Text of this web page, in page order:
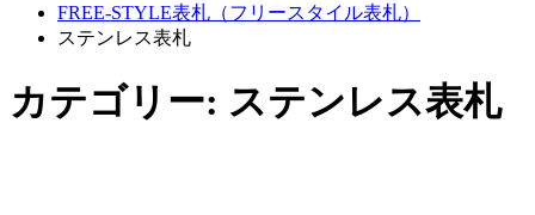
FREE-STYLE表札（フリースタイル表札）
ステンレス表札
カテゴリー: ステンレス表札